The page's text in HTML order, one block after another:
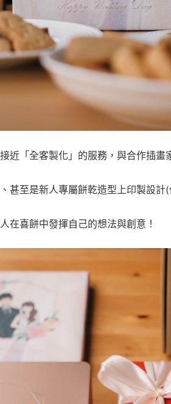
近「全客製化」的服務，與合作插畫
甚至是新人專屬餅乾造型上印製設計(
在喜餅中發揮自己的想法與創意！